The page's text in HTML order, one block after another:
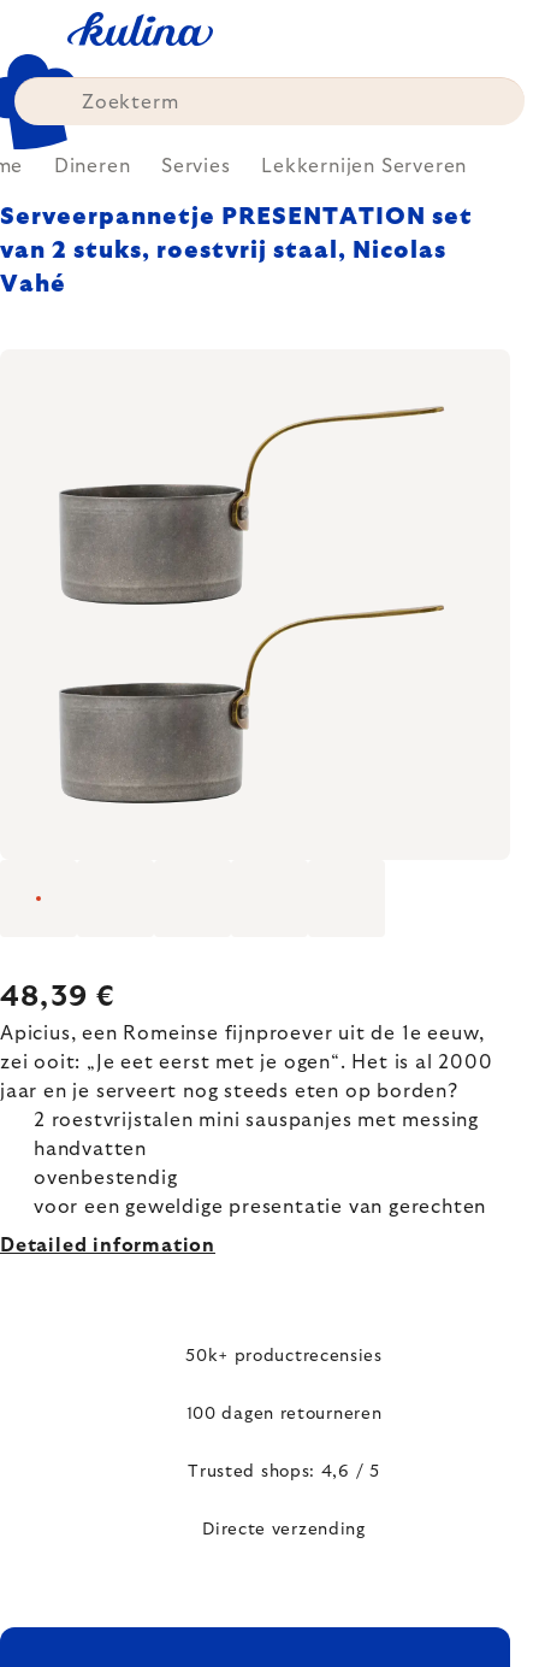
content
Dineren Servies Lekkernijen Serveren
Serveerpannetje PRESENTATION set
van 2 stuks, roestvrij staal, Nicolas
Vahé
48,39 €
Apicius, een Romeinse fijnproever uit de 1e eeuw,
zei ooit: „Je eet eerst met je ogen“. Het is al 2000
jaar en je serveert nog steeds eten op borden?
2 roestvrijstalen mini sauspanjes met messing
handvatten
ovenbestendig
voor een geweldige presentatie van gerechten
Detailed information
50k+ productrecensies
100 dagen retourneren
Trusted shops: 4,6 / 5
Directe verzending
FOOTER